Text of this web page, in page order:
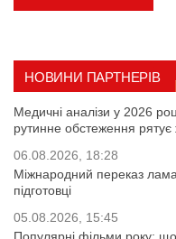
НОВИНИ ПАРТНЕРІВ
Медичні аналізи у 2026
рутинне обстеження рятує
06.08.2026, 18:28
Міжнародний переказ
підготовці
05.08.2026, 15:45